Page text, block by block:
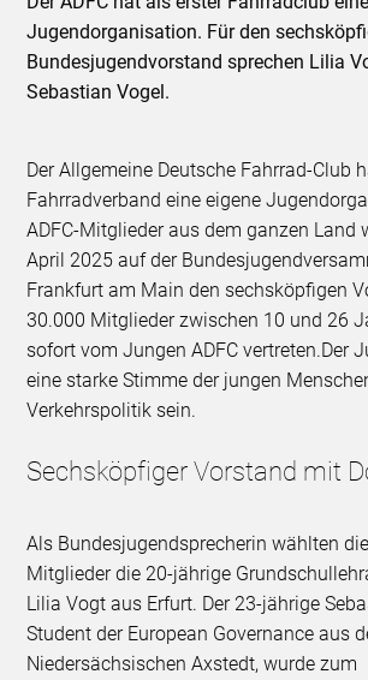
Jugendorganisation. Für den
Bundesjugendvorstand sprechen Lilia
Sebastian Vogel.
Der Allgemeine Deutsche Fahrrad-Club
Fahrradverband eine eigene
ADFC-Mitglieder aus dem ganzen Land
April 2025 auf der
Frankfurt am Main den sechsköpfigen
30.000 Mitglieder zwischen 10 und 26
sofort vom Jungen ADFC vertreten.Der
eine starke Stimme der jungen
Verkehrspolitik sein.
Sechsköpfiger Vorstand mit
Als Bundesjugendsprecherin wählten
Mitglieder die 20-jährige
Lilia Vogt aus Erfurt. Der 23-jährige
Student der European Governance aus
Niedersächsischen Axstedt, wurde zum